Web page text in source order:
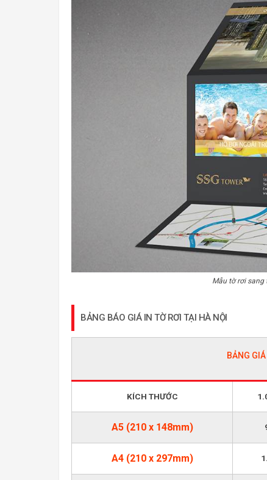
Mẫu tờ rơi sang
BẢNG BÁO GIÁ IN TỜ RƠI TẠI HÀ NỘI
BẢNG
KÍCH THƯỚC
A5 (210 x 148mm)
A4 (210 x 297mm)